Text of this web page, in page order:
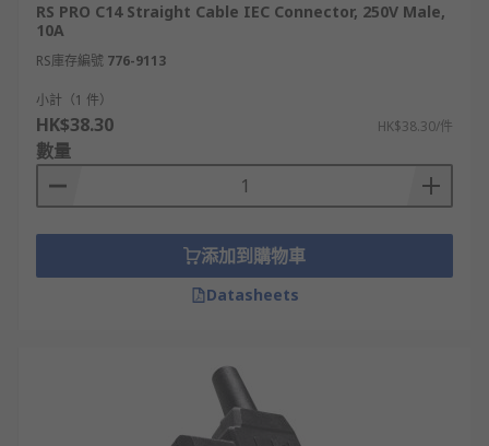
connector is used in smaller electrical
appliances such as
commonly used in personal stereo systems
and some older laptop models.
C13/C14- This connector is used for larger
electrical appliances, such as kitchen
computer hard drives.
C15/C16- This connector is often referred to
task due to their designation as a ’hot
condition’ coupler and having a high-
RS PRO C14 Straight Cable IEC Connector, 250V Male,
10A
RS庫存編號 776-9113
小計（1 件）
HK$38.30 HK$38.30/件
數量
添加到購物車
Datasheets